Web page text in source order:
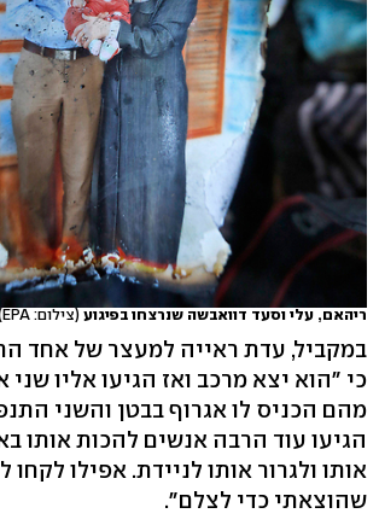
ריהאם, עלי וסעד דוואבשה שנרצחו בפיגוע(צילום: EPA)
במקביל, עדת ראייה למעצר של אחד
כי "הוא יצא מרכב ואז הגיעו אליו
מהם הכניס לו אגרוף בבטן והשני
הגיעו עוד הרבה אנשים להכות אותו
אותו ולגרור אותו לניידת. אפילו לקחו
שהוצאתי כדי לצלם".